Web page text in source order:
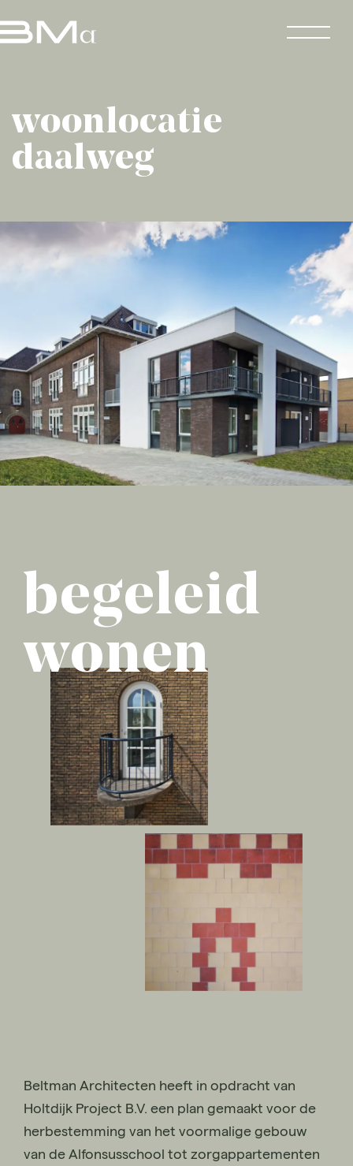
woonlocatie
daalweg
begeleid
wonen
Beltman Architecten heeft in opdracht van
Holtdijk Project B.V. een plan gemaakt voor de
herbestemming van het voormalige gebouw
van de Alfonsusschool tot zorgappartementen